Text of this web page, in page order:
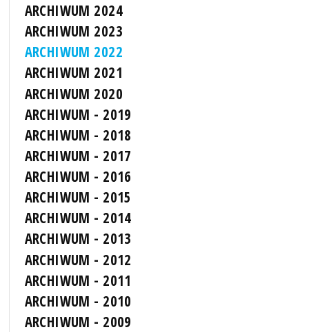
ARCHIWUM 2024
ARCHIWUM 2023
ARCHIWUM 2022
ARCHIWUM 2021
ARCHIWUM 2020
ARCHIWUM - 2019
ARCHIWUM - 2018
ARCHIWUM - 2017
ARCHIWUM - 2016
ARCHIWUM - 2015
ARCHIWUM - 2014
ARCHIWUM - 2013
ARCHIWUM - 2012
ARCHIWUM - 2011
ARCHIWUM - 2010
ARCHIWUM - 2009